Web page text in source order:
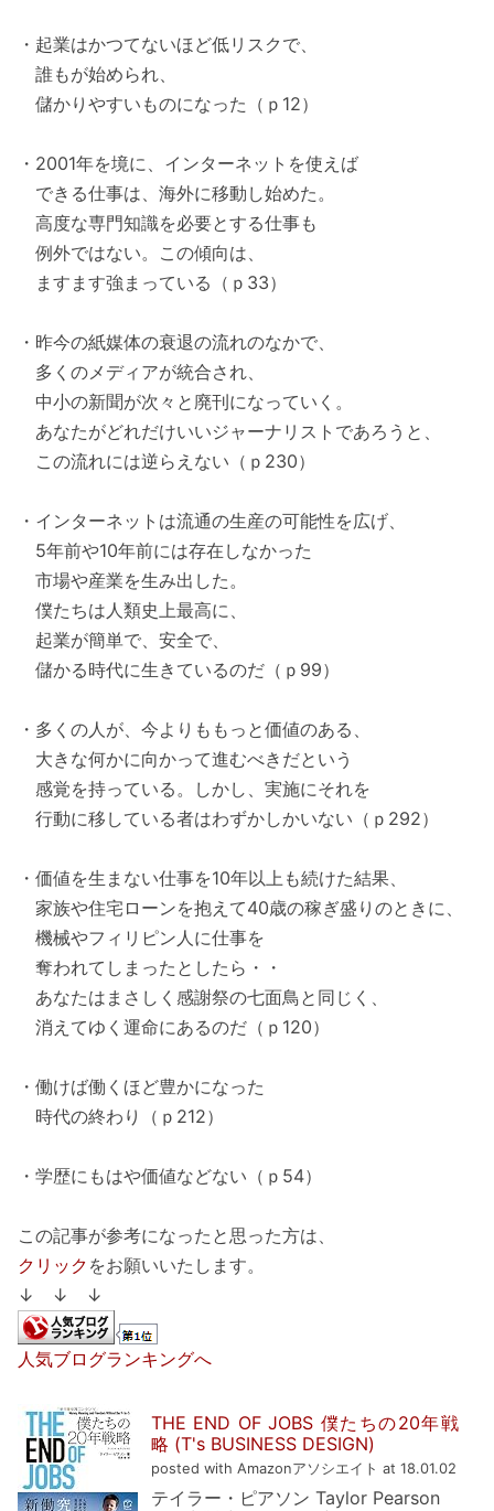
・起業はかつてないほど低リスクで、
誰もが始められ、
儲かりやすいものになった（ｐ12）
・2001年を境に、インターネットを使えば
できる仕事は、海外に移動し始めた。
高度な専門知識を必要とする仕事も
例外ではない。この傾向は、
ますます強まっている（ｐ33）
・昨今の紙媒体の衰退の流れのなかで、
多くのメディアが統合され、
中小の新聞が次々と廃刊になっていく。
あなたがどれだけいいジャーナリストであろうと、
この流れには逆らえない（ｐ230）
・インターネットは流通の生産の可能性を広げ、
5年前や10年前には存在しなかった
市場や産業を生み出した。
僕たちは人類史上最高に、
起業が簡単で、安全で、
儲かる時代に生きているのだ（ｐ99）
・多くの人が、今よりももっと価値のある、
大きな何かに向かって進むべきだという
感覚を持っている。しかし、実施にそれを
行動に移している者はわずかしかいない（ｐ292）
・価値を生まない仕事を10年以上も続けた結果、
家族や住宅ローンを抱えて40歳の稼ぎ盛りのときに、
機械やフィリピン人に仕事を
奪われてしまったとしたら・・
あなたはまさしく感謝祭の七面鳥と同じく、
消えてゆく運命にあるのだ（ｐ120）
・働けば働くほど豊かになった
時代の終わり（ｐ212）
・学歴にもはや価値などない（ｐ54）
この記事が参考になったと思った方は、
クリック をお願いいたします。
↓ ↓ ↓
人気ブログランキングへ
THE END OF JOBS 僕たちの20年戦
略 (T's BUSINESS DESIGN)
posted with Amazonアソシエイト at 18.01.02
テイラー・ピアソン Taylor Pearson